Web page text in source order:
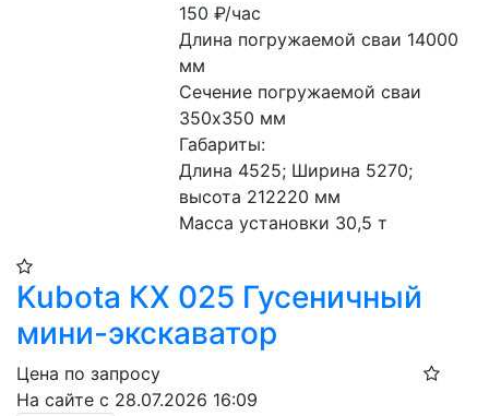
150₽/час
Длина погружаемой сваи 14000
мм
Сечение погружаемой сваи
350х350 мм
Габариты:
Длина 4525; Ширина 5270;
высота 212220 мм
Масса установки 30,5 т
Kubota КХ 025 Гусеничный
мини-экскаватор
Цена по запросу
На сайте с 28.07.2026 16:09